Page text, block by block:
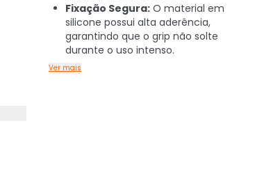
Fixação Segura: O material em
silicone possui alta aderência,
garantindo que o grip não solte
durante o uso intenso.
Ver mais